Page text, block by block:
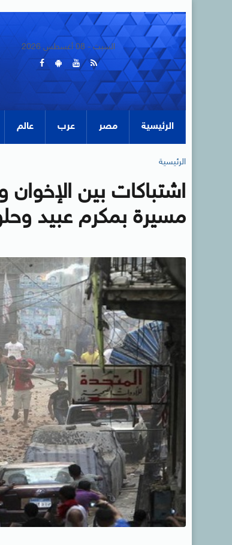
السبت - 08 أغسطس 2026
الرئيسية مصر عرب عالم
الرئيسية
اشتباكات بين
مسيرة بمكرم عبيد